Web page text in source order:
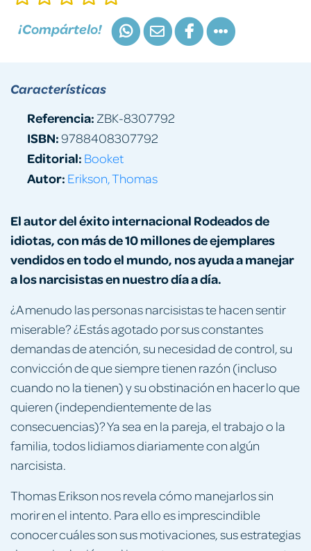
¡Compártelo!
El autor del éxito internacional Rodeados de
idiotas, con más de 10 millones de ejemplares
vendidos en todo el mundo, nos ayuda a manejar
a los narcisistas en nuestro día a día.
¿A menudo las personas narcisistas te hacen sentir
miserable? ¿Estás agotado por sus constantes
demandas de atención, su necesidad de control, su
convicción de que siempre tienen razón (incluso
cuando no la tienen) y su obstinación en hacer lo que
quieren (independientemente de las
consecuencias)? Ya sea en la pareja, el trabajo o la
familia, todos lidiamos diariamente con algún
narcisista.
Thomas Erikson nos revela cómo manejarlos sin
morir en el intento. Para ello es imprescindible
conocer cuáles son sus motivaciones, sus estrategias
Características
Referencia: ZBK-8307792
ISBN:9788408307792
Editorial: Booket
Autor: Erikson, Thomas